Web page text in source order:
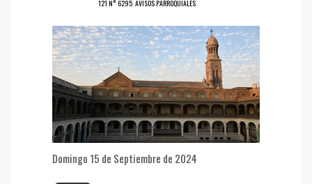
121 N° 6295 AVISOS PARROQUIALES
Domingo 15 de Septiembre de 2024